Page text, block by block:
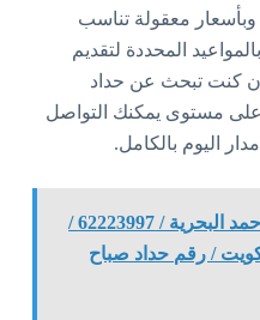
وبأسعار معقولة تناسب
المحددة لتقديم
كنت تبحث عن حداد
مستوى يمكنك التواصل
اليوم بالكامل.
فني حداد صباح الأحمد البحرية / 62223997 /
/ رقم حداد صباح